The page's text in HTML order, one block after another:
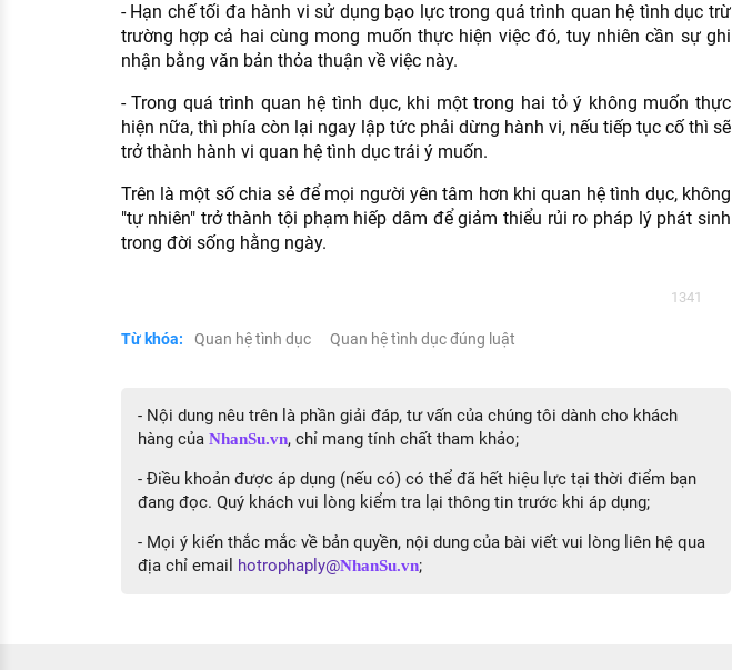
- Hạn chế tối đa hành vi sử dụng bạo lực trong quá trình quan hệ tình dục trừ
trường hợp cả hai cùng mong muốn thực hiện việc đó, tuy nhiên cần sự ghi
nhận bằng văn bản thỏa thuận về việc này.
- Trong quá trình quan hệ tình dục, khi một trong hai tỏ ý không muốn thực
hiện nữa, thì phía còn lại ngay lập tức phải dừng hành vi, nếu tiếp tục cố thì sẽ
trở thành hành vi quan hệ tình dục trái ý muốn.
Trên là một số chia sẻ để mọi người yên tâm hơn khi quan hệ tình dục, không
"tự nhiên" trở thành tội phạm hiếp dâm để giảm thiểu rủi ro pháp lý phát sinh
trong đời sống hằng ngày.
1341
Từ khóa: Quan hệ tình dục Quan hệ tình dục đúng luật
- Nội dung nêu trên là phần giải đáp, tư vấn của chúng tôi dành cho khách
hàng của NhanSu.vn, chỉ mang tính chất tham khảo;
- Điều khoản được áp dụng (nếu có) có thể đã hết hiệu lực tại thời điểm bạn
đang đọc. Quý khách vui lòng kiểm tra lại thông tin trước khi áp dụng;
- Mọi ý kiến thắc mắc về bản quyền, nội dung của bài viết vui lòng liên hệ qua
địa chỉ email hotrophaply@NhanSu.vn;